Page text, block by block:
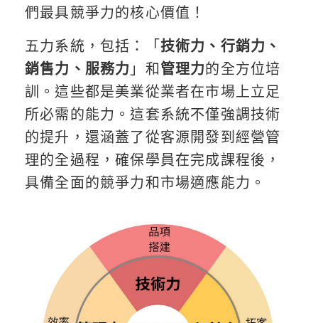
們最具競爭力的核心價值！
五力系統，包括：「 技術力、行銷力、
銷售力、服務力 」和管理力的全方位培
訓。這些都是美業從業者在市場上立足
所必需的能力。這套系統不僅強調技術
的提升，還涵蓋了從客源開發到經營管
理的全過程，確保學員在完成課程後，
具備全面的競爭力和市場適應能力。